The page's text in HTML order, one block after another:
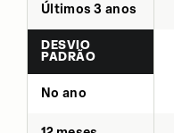
Últimos 3 anos
DESVIO
PADRÃO
No ano